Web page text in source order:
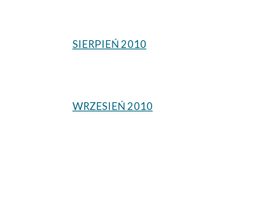
SIERPIEŃ 2010
WRZESIEŃ 2010